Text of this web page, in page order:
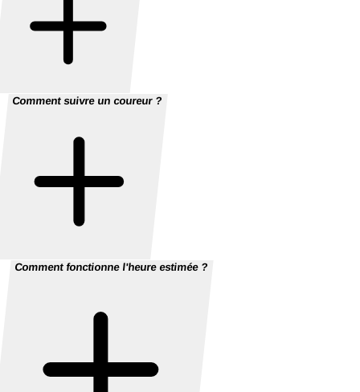
Comment suivre un coureur ?
Comment fonctionne l'heure estimée ?